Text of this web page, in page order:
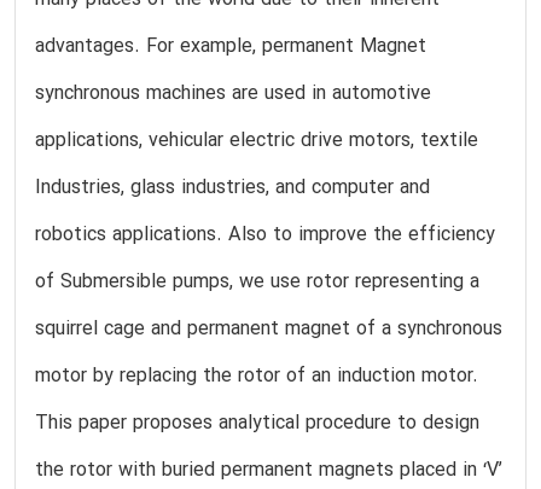
advantages. For example, permanent Magnet
synchronous machines are used in automotive
applications, vehicular electric drive motors, textile
Industries, glass industries, and computer and
robotics applications. Also to improve the efficiency
of Submersible pumps, we use rotor representing a
squirrel cage and permanent magnet of a synchronous
motor by replacing the rotor of an induction motor.
This paper proposes analytical procedure to design
the rotor with buried permanent magnets placed in ‘V’